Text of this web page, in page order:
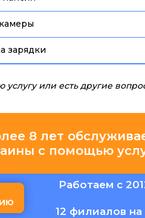
зарядки
или есть другие
8 лет
с помощью
Работаем с
12 филиалов